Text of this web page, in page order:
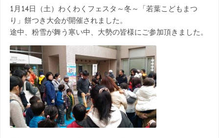
1月14日（土）わくわくフェスタ～冬～「若葉こどもまつ
り」餅つき大会が開催されました。
途中、粉雪が舞う寒い中、大勢の皆様にご参加頂きました。